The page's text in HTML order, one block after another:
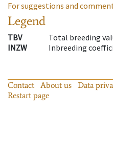
For suggestions and
Legend
TBV
Total breeding
INZW
Inbreeding
Contact About us Data
Restart page